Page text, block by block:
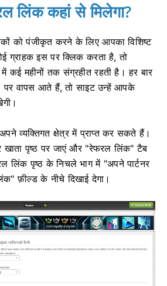
लिंक कहां से मिलेगा?
को पंजीकृत करने के लिए आपका विशिष्ट
ग्राहक इस पर क्लिक करता है, तो
कई महीनों तक संग्रहीत रहती है। हर बार
वापस आते हैं, तो साइट उन्हें आपके
व्यक्तिगत क्षेत्र में प्राप्त कर सकते हैं।
खाता पृष्ठ पर जाएं और "रेफरल लिंक" टैब
लिंक पृष्ठ के निचले भाग में "अपने पार्टनर
फ़ील्ड के नीचे दिखाई देगा।